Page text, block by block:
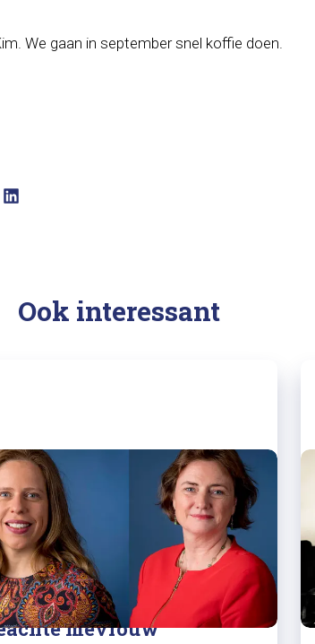
We gaan in september snel koffie doen.
Ook interessant
11/01/2022
Amma Asante:
mevrouw